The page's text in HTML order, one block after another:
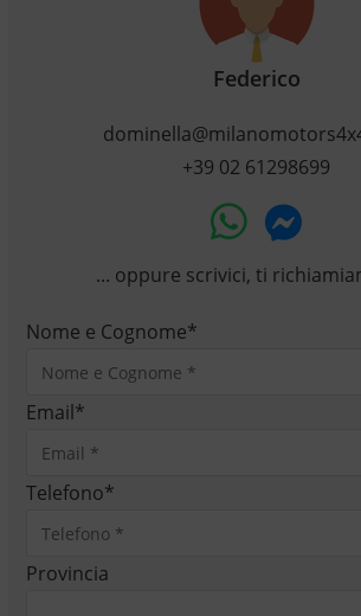
Federico
+39 02 61298699
... oppure scrivici, ti
Nome e Cognome*
Email*
Telefono*
Provincia